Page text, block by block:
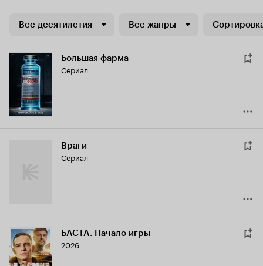
Все десятилетия Все жанры
Большая фарма
Сериал
Враги
Сериал
БАСТА. Начало игры
2026